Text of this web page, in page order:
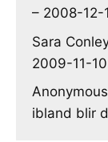
– 2008-12-
Sara
2009-11-10
Anonymous
ibland blir